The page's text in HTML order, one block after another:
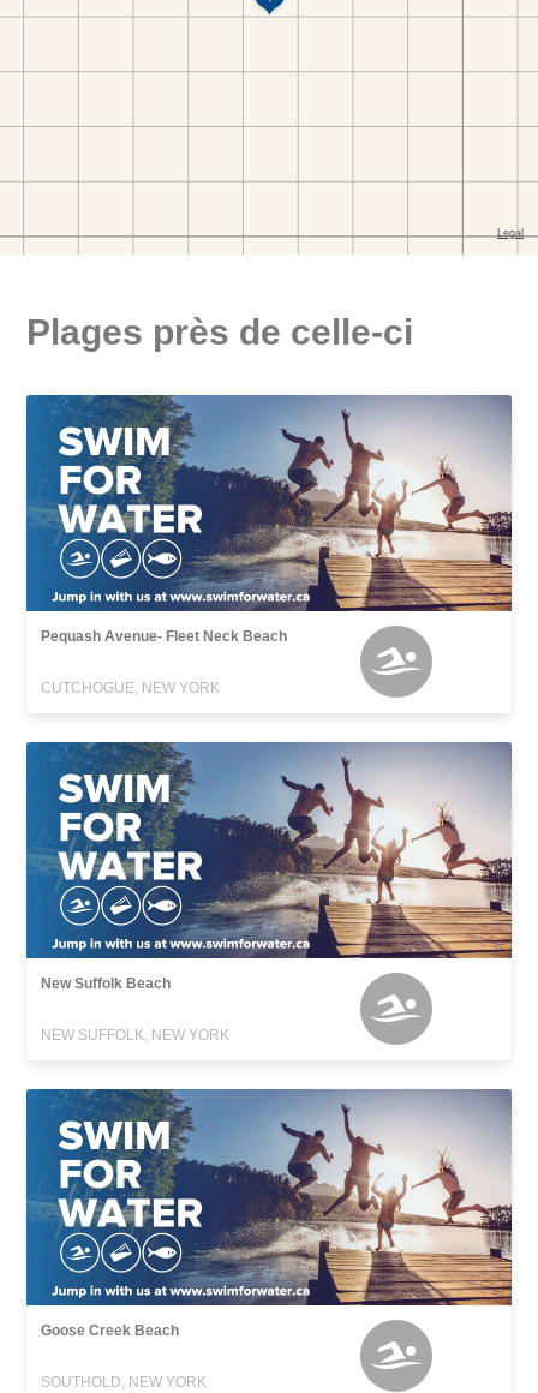
Plages près de celle-ci
Pequash Avenue- Fleet Neck Beach
CUTCHOGUE, NEW YORK
New Suffolk Beach
NEW SUFFOLK, NEW YORK
Goose Creek Beach
SOUTHOLD, NEW YORK